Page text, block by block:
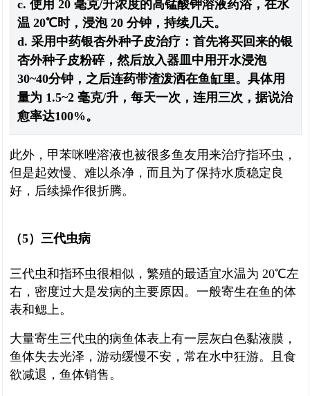
c. 使用 20 毫克/升浓度的高锰酸钾溶液药浴，在水
温 20℃时，浸泡 20 分钟，持续几天。
d. 采用中药银杏外种子皮治疗：首先将买回来的银
杏外种子皮粉碎，然后放入器皿中用开水浸泡
30~40分钟，之后连药带渣泼洒在鱼缸里。具体用
量为 1.5~2 毫克/升，每天一次，连用三次，据说治
愈率达100%。
此外，甲苯咪唑溶液也被很多鱼友用来治疗指环虫，
但是起效慢、难以杀净，而且为了保持水质稳定良
好，后续操作很折腾。
（5）三代虫病
三代虫和指环虫很相似，繁殖的最适宜水温为 20℃左
右，密度过大是发病的主要原因。一般寄生在鱼的体
表和鳃上。
大量寄生三代虫的病鱼体表上有一层灰白色黏液膜，
鱼体失去光泽，游动缓慢不安，常在水中狂游。且食
欲减退，鱼体销售。